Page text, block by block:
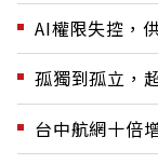
AI權限失控，
孤獨到孤立，
台中航網十倍